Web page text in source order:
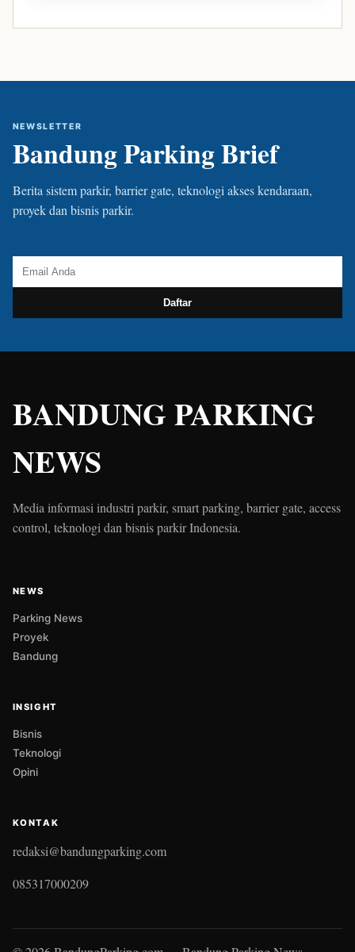
NEWSLETTER
Bandung Parking Brief
Berita sistem parkir, barrier gate, teknologi akses kendaraan,
proyek dan bisnis parkir.
Daftar
BANDUNG PARKING
NEWS
Media informasi industri parkir, smart parking, barrier gate, access
control, teknologi dan bisnis parkir Indonesia.
NEWS
Parking News
Proyek
Bandung
INSIGHT
Bisnis
Teknologi
Opini
KONTAK
redaksi@bandungparking.com
085317000209